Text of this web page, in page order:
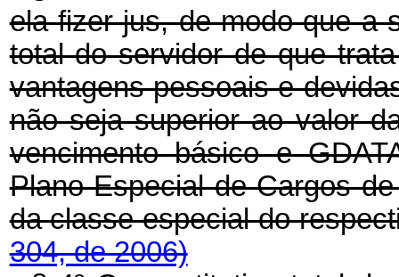
ela fizer jus, de modo que a
total do servidor de que
vantagens pessoais e
não seja superior ao valor
vencimento básico e
Plano Especial de Cargos
da classe especial do
304, de 2006)